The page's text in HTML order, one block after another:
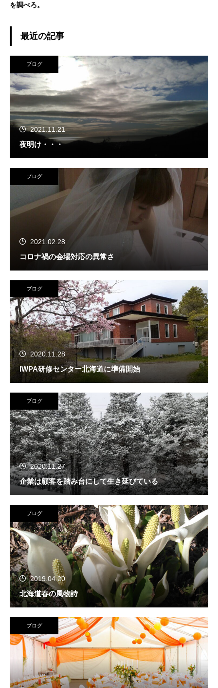
を調べろ。
最近の記事
ブログ
2021.11.21
夜明け・・・
ブログ
2021.02.28
コロナ禍の会場対応の異常さ
ブログ
2020.11.28
IWPA研修センター北海道に準備開始
ブログ
2020.11.27
企業は顧客を踏み台にして生き延びている
ブログ
2019.04.20
北海道春の風物詩
ブログ